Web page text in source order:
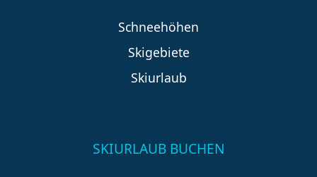
Schneehöhen
Skigebiete
Skiurlaub
SKIURLAUB BUCHEN